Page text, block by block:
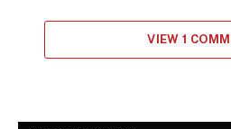
VIEW 1